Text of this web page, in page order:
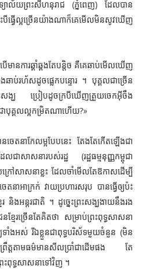
យាល័យព្រះសីហនុរាជ (ភ្នំពេញ) ដែលបាន
ធ្វើល្អច្រើនយ៉ាងណាក៏គេមើលមិនសូវឃើញ
ានការឆ្គាំឆ្គងតែបន្តិច គឺគេឆាប់មើលឃើញ
ប់រហ័សដូចផ្លេកបន្ទោរ ។ បុគ្គលជាច្រើន
សង្ឃ ប្រៀបដូចក្របីឃើញត្រួយចេកអ៊ីចឹង
ជាបុគ្គលល្អកម្រិតណាហើយ?»
នចេតនាកែលម្អបែបនេះ តែងតែកើតឡើងជា
ាសាសនារបស់រដ្ឋ (រដ្ឋធម្មនុញ្ញកម្ពុជា
រៅសាសនាខ្លះ ដែលចាំមើលតែឱកាសដើម្បី
េតនាអាក្រក់ វាយប្រហារសរុប បានធ្វើឲ្យប៉ះ
និងអន្តរជាតិ ។ ដូច្នេះព្រះសង្ឃងាយនឹងរង
មែរច្រើនតែគិតថា សម្រាប់ព្រះពុទ្ធសាសនា
ទាំងអស់ រីឯខ្លួនជាពុទ្ធបរិស័ទមួយចំនួន (មិន
ត្តតាមធម៌មានសីលប្រាំជាដើមផង តែ
ះពុទ្ធសាសនាទៅវិញ ។